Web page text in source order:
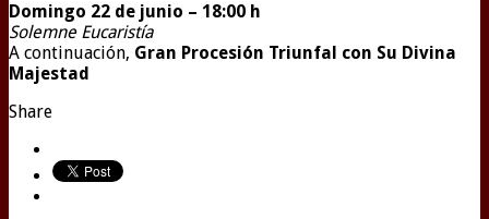
Domingo 22 de junio – 18:00 h
Solemne Eucaristía
A continuación, Gran Procesión Triunfal con Su Divina
Majestad
Share